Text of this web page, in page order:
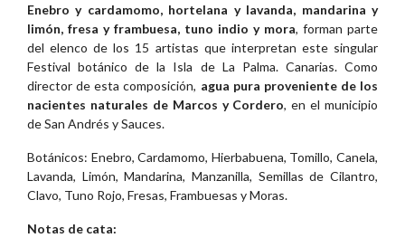
Enebro y cardamomo, hortelana y lavanda, mandarina y
limón, fresa y frambuesa, tuno indio y mora, forman parte
del elenco de los 15 artistas que interpretan este singular
Festival botánico de la Isla de La Palma. Canarias. Como
director de esta composición, agua pura proveniente de los
nacientes naturales de Marcos y Cordero, en el municipio
de San Andrés y Sauces.
Botánicos: Enebro, Cardamomo, Hierbabuena, Tomillo, Canela,
Lavanda, Limón, Mandarina, Manzanilla, Semillas de Cilantro,
Clavo, Tuno Rojo, Fresas, Frambuesas y Moras.
Notas de cata: